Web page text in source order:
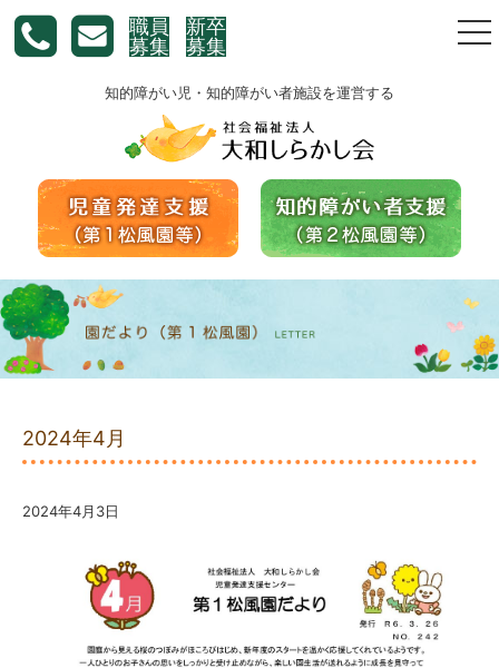
職員
募集
新卒
募集
知的障がい児・知的障がい者施設を運営する
2024年4月
2024年4月3日